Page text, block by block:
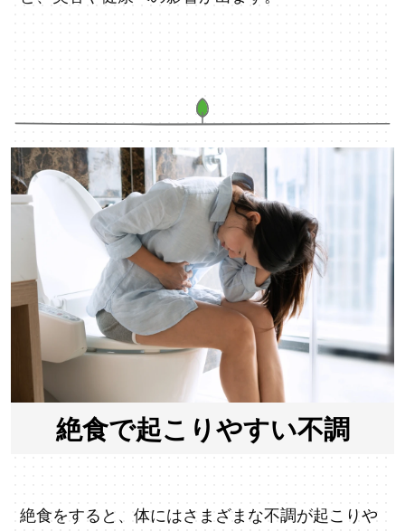
絶食で起こりやすい不調
絶食をすると、体にはさまざまな不調が起こりや